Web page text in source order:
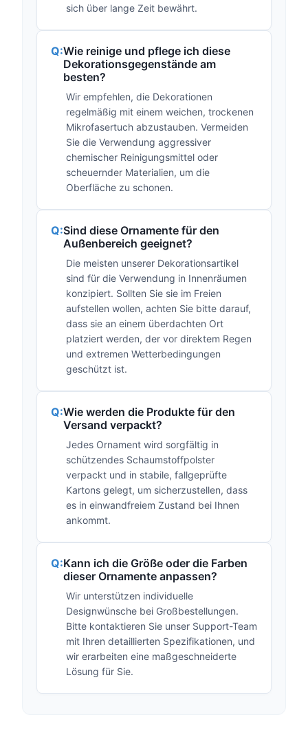
sich über lange Zeit bewährt.
Wie reinige und pflege ich diese
Dekorationsgegenstände am
besten?
Wir empfehlen, die Dekorationen
regelmäßig mit einem weichen, trockenen
Mikrofasertuch abzustauben. Vermeiden
Sie die Verwendung aggressiver
chemischer Reinigungsmittel oder
scheuernder Materialien, um die
Oberfläche zu schonen.
Sind diese Ornamente für den
Außenbereich geeignet?
Die meisten unserer Dekorationsartikel
sind für die Verwendung in Innenräumen
konzipiert. Sollten Sie sie im Freien
aufstellen wollen, achten Sie bitte darauf,
dass sie an einem überdachten Ort
platziert werden, der vor direktem Regen
und extremen Wetterbedingungen
geschützt ist.
Wie werden die Produkte für den
Versand verpackt?
Jedes Ornament wird sorgfältig in
schützendes Schaumstoffpolster
verpackt und in stabile, fallgeprüfte
Kartons gelegt, um sicherzustellen, dass
es in einwandfreiem Zustand bei Ihnen
ankommt.
Kann ich die Größe oder die Farben
dieser Ornamente anpassen?
Wir unterstützen individuelle
Designwünsche bei Großbestellungen.
Bitte kontaktieren Sie unser Support-Team
mit Ihren detaillierten Spezifikationen, und
wir erarbeiten eine maßgeschneiderte
Lösung für Sie.